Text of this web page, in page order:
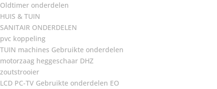
Oldtimer onderdelen
HUIS & TUIN
SANITAIR ONDERDELEN
pvc koppeling
TUIN machines Gebruikte onderdelen
motorzaag heggeschaar DHZ
zoutstrooier
LCD PC-TV Gebruikte onderdelen EO